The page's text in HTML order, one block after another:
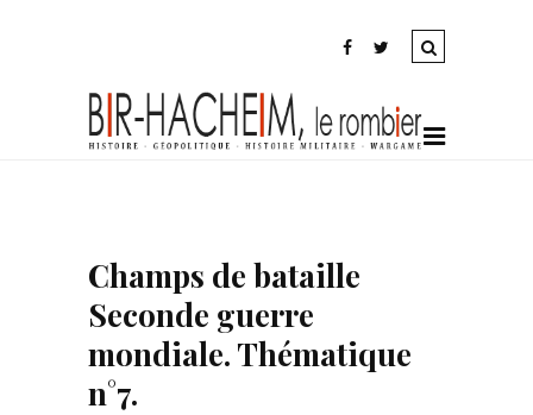
Champs de bataille
Seconde guerre
mondiale. Thématique
n°7.